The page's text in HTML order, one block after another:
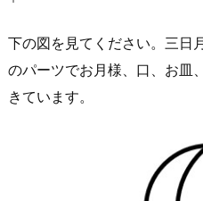
下の図を見てください。三日
のパーツでお月様、口、お皿
きています。